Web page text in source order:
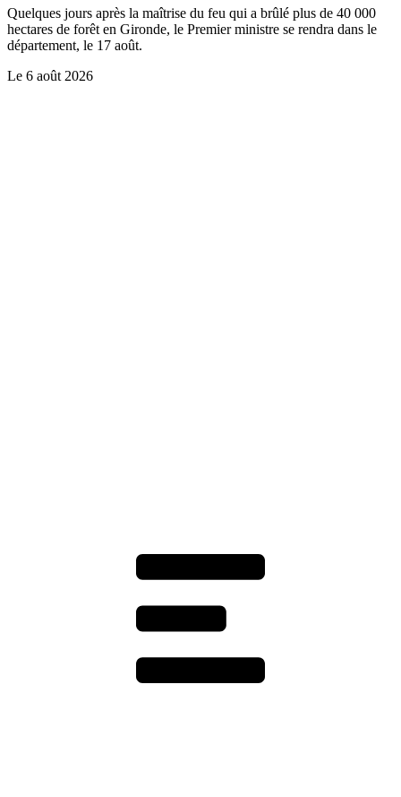
Quelques jours après la maîtrise du feu qui a brûlé plus de 40 000
hectares de forêt en Gironde, le Premier ministre se rendra dans le
département, le 17 août.
Le 6 août 2026